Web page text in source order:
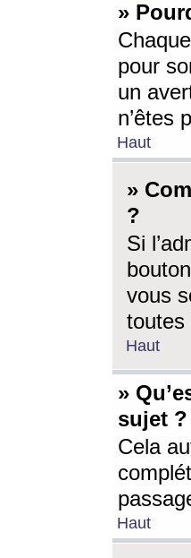
»
pour
un
n’êtes
Haut
»
?
Si
vous
toutes
Haut
»
sujet ?
Cela
Haut